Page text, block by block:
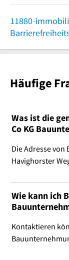
11880-
Häufige
Was ist die
Co KG
Die Adresse von
Havighorster
Wie kann ich
Kontaktieren